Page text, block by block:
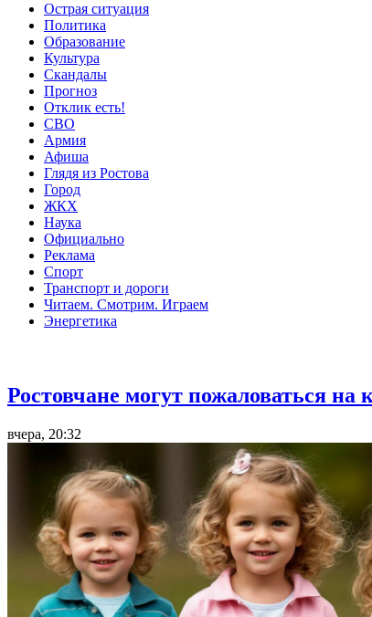
Острая ситуация
Политика
Образование
Культура
Скандалы
Прогноз
Отклик есть!
СВО
Армия
Афиша
Глядя из Ростова
Город
ЖКХ
Наука
Официально
Реклама
Спорт
Транспорт и дороги
Читаем. Смотрим. Играем
Энергетика
Ростовчане могут пожаловаться
вчера, 20:32